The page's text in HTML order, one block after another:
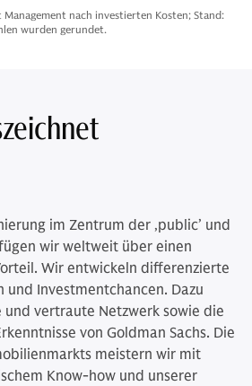
Management nach investierten Kosten; Stand:
wurden gerundet.
im Zentrum der ‚public’ und
wir weltweit über einen
Wir entwickeln differenzierte
und Investmentchancen. Dazu
vertraute Netzwerk sowie die
von Goldman Sachs. Die
meistern wir mit
Know-how und unserer